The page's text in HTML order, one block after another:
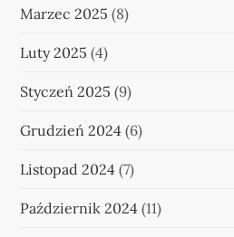
Marzec 2025 (8)
Luty 2025 (4)
Styczeń 2025 (9)
Grudzień 2024 (6)
Listopad 2024 (7)
Październik 2024 (11)